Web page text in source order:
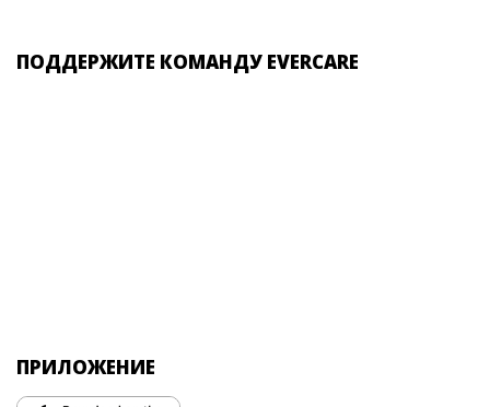
ПОДДЕРЖИТЕ КОМАНДУ EVERCARE
ПРИЛОЖЕНИЕ